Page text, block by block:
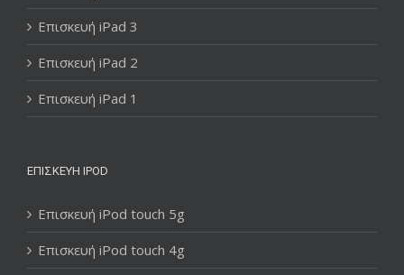
Επισκευή iPad 3
Επισκευή iPad 2
Επισκευή iPad 1
ΕΠΙΣΚΕΥΉ IPOD
Επισκευή iPod touch 5g
Επισκευή iPod touch 4g